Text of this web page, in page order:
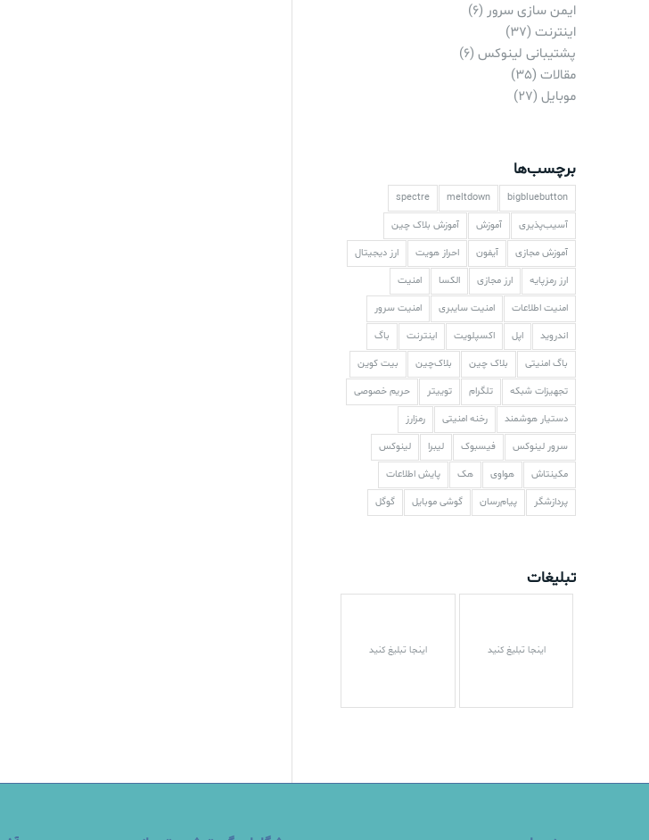
ایمن سازی سرور (6)
اینترنت (37)
پشتیبانی لینوکس (6)
مقالات (35)
موبایل (27)
برچسب‌ها
bigbluebutton
meltdown
spectre
آسیب‌پذیری آموزش آموزش بلاک چین
آموزش مجازی آیفون احراز هویت ارز دیجیتال
ارز رمزپایه ارز مجازی الکسا امنیت
امنیت اطلاعات امنیت سایبری امنیت سرور
اندروید اپل اکسپلویت اینترنت باگ
باگ امنیتی بلاک چین بلاک‌چین بیت کوین
تجهیزات شبکه تلگرام توییتر حریم خصوصی
دستیار هوشمند رخنه امنیتی رمزارز
سرور لینوکس فیسبوک لیبرا لینوکس
مکینتاش هواوی هک پایش اطلاعات
پردازشگر پیام‌رسان گوشی موبایل گوگل
تبلیغات
اینجا تبلیغ کنید اینجا تبلیغ کنید